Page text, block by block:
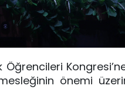
Öğrencileri
önemi